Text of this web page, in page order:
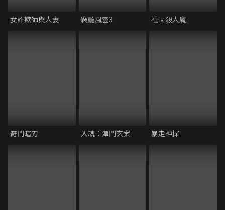
女詐欺師與人妻 竊聽風雲3 社區殺人魔
奇門暗刃 入魂：津門玄案 暴走神探